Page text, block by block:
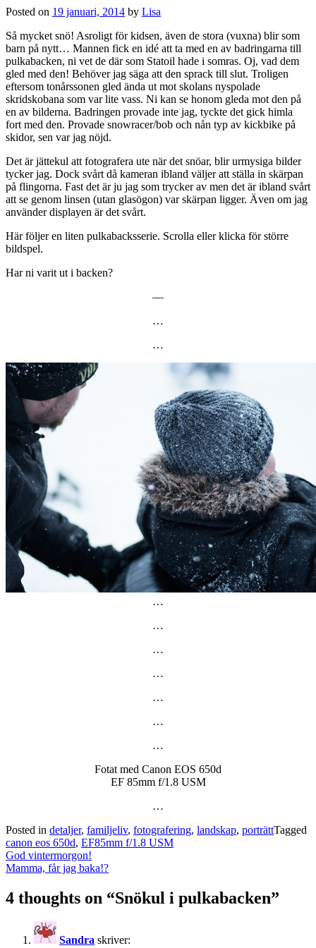
Posted on 19 januari, 2014 by Lisa
Så mycket snö! Asroligt för kidsen, även de stora (vuxna) blir som
barn på nytt… Mannen fick en idé att ta med en av badringarna till
pulkabacken, ni vet de där som Statoil hade i somras. Oj, vad dem
gled med den! Behöver jag säga att den sprack till slut. Troligen
eftersom tonårssonen gled ända ut mot skolans nyspolade
skridskobana som var lite vass. Ni kan se honom gleda mot den på
en av bilderna. Badringen provade inte jag, tyckte det gick himla
fort med den. Provade snowracer/bob och nån typ av kickbike på
skidor, sen var jag nöjd.
Det är jättekul att fotografera ute när det snöar, blir urmysiga bilder
tycker jag. Dock svårt då kameran ibland väljer att ställa in skärpan
på flingorna. Fast det är ju jag som trycker av men det är ibland svårt
att se genom linsen (utan glasögon) var skärpan ligger. Även om jag
använder displayen är det svårt.
Här följer en liten pulkabacksserie. Scrolla eller klicka för större
bildspel.
Har ni varit ut i backen?
—
…
…
…
…
…
…
…
…
…
Fotat med Canon EOS 650d
EF 85mm f/1.8 USM
…
Posted in detaljer, familjeliv, fotografering, landskap, porträttTagged
canon eos 650d, EF85mm f/1.8 USM
Post
navigation
God vintermorgon!
Mamma, får jag baka!?
4 thoughts on “Snökul i pulkabacken”
Sandra skriver: